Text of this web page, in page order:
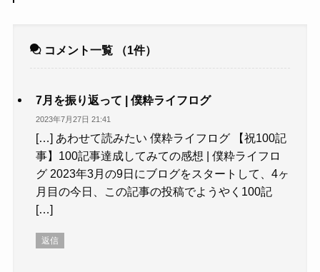
コメント一覧 （1件）
7月を振り返って | 僕粋ライフログ
2023年7月27日 21:41
[…] あわせて読みたい 僕粋ライフログ 【祝100記
事】100記事達成してみての感想 | 僕粋ライフロ
グ 2023年3月の9日にブログをスタートして、4ヶ
月目の今日、この記事の投稿でようやく100記
[…]
返信